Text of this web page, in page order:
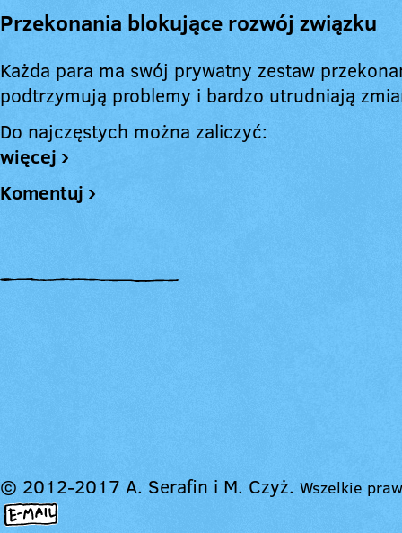
Przekonania blokujące rozwój związku
Każda para ma swój prywatny zestaw
podtrzymują problemy i bardzo utrudniają
Do najczęstych można zaliczyć:
więcej ›
Komentuj ›
© 2012-2017 A. Serafin i M. Czyż. Wszelkie